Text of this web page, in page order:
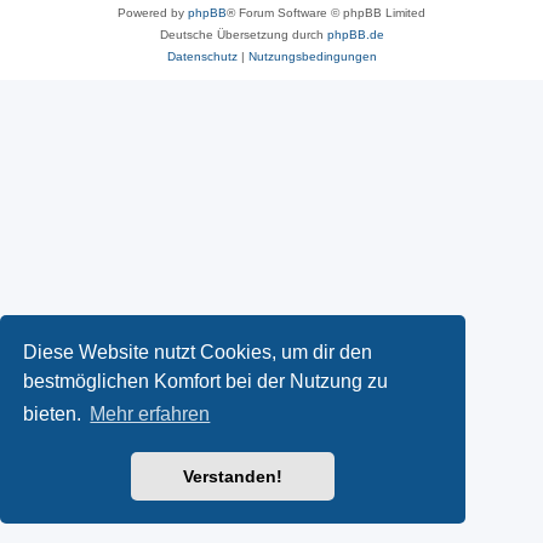
Diese Website nutzt Cookies, um dir den
bestmöglichen Komfort bei der Nutzung zu
bieten. Mehr erfahren
Verstanden!
Powered by phpBB® Forum Software © phpBB Limited
Deutsche Übersetzung durch phpBB.de
Datenschutz| Nutzungsbedingungen